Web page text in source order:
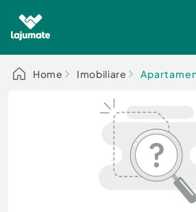
Alege categoria
Auto, moto si ambarcatiuni
Electronice si electrocasnice
Auto, moto si
Home Imobiliare